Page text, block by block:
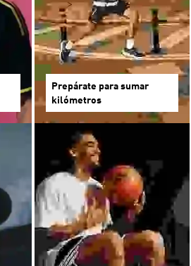
Prepárate para sumar
kilómetros